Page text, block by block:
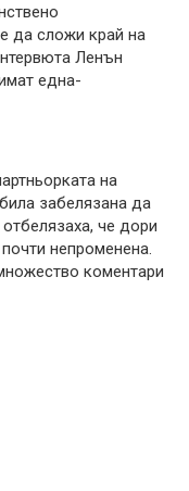
да сложи край на
Ленън
една-
на
забелязана да
че дори
непроменена.
коментари